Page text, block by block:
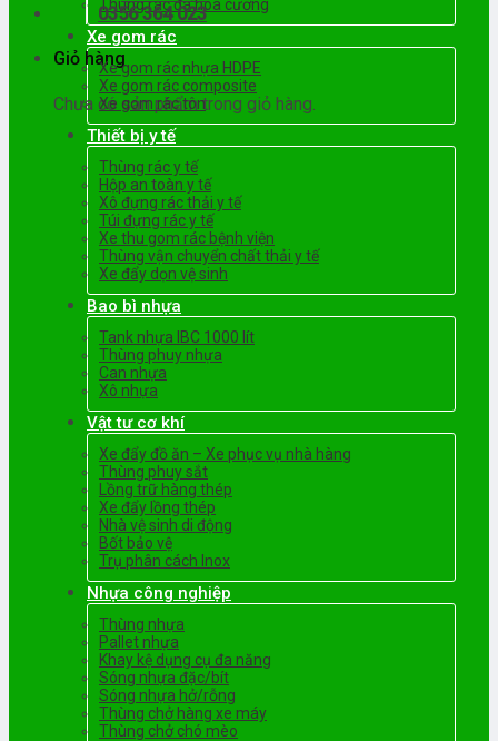
0356 364 023
Giỏ hàng
Chưa có sản phẩm trong giỏ hàng.
Thùng rác đá hoa cương
Xe gom rác
Xe gom rác nhựa HDPE
Xe gom rác composite
Xe gom rác tôn
Thiết bị y tế
Thùng rác y tế
Hộp an toàn y tế
Xô đựng rác thải y tế
Túi đựng rác y tế
Xe thu gom rác bệnh viện
Thùng vận chuyển chất thải y tế
Xe đẩy dọn vệ sinh
Bao bì nhựa
Tank nhựa IBC 1000 lít
Thùng phuy nhựa
Can nhựa
Xô nhựa
Vật tư cơ khí
Xe đẩy đồ ăn – Xe phục vụ nhà hàng
Thùng phuy sắt
Lồng trữ hàng thép
Xe đẩy lồng thép
Nhà vệ sinh di động
Bốt bảo vệ
Trụ phân cách Inox
Nhựa công nghiệp
Thùng nhựa
Pallet nhựa
Khay kệ dụng cụ đa năng
Sóng nhựa đặc/bít
Sóng nhựa hở/rỗng
Thùng chở hàng xe máy
Thùng chở chó mèo